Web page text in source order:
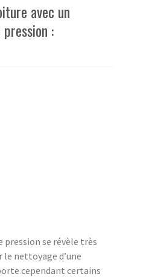
avec un
:
pression se révèle très
le nettoyage d’une
cependant certains